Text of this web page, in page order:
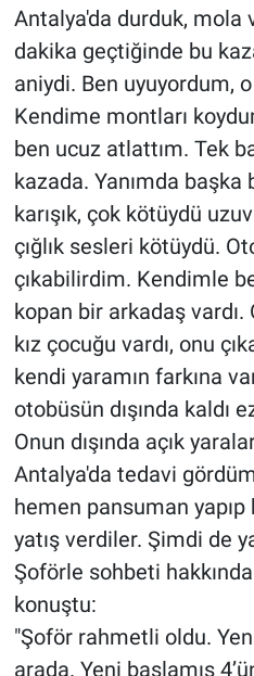
Antalya'da durduk, mola
dakika geçtiğinde bu
aniydi. Ben uyuyordum, o
Kendime montları
ben ucuz atlattım. Tek
kazada. Yanımda
karışık, çok kötüydü
çığlık sesleri kötüydü.
çıkabilirdim. Kendimle
kopan bir arkadaş vardı.
kız çocuğu vardı, onu
kendi yaramın farkına
otobüsün dışında kaldı
Onun dışında açık
Antalya'da tedavi
hemen pansuman
yatış verdiler. Şimdi de
Şoförle sohbeti
konuştu:
"Şoför rahmetli oldu.
arada. Yeni başlamış